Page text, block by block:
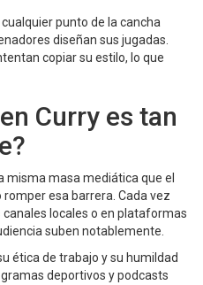
punto de la cancha
diseñan sus jugadas.
copiar su estilo, lo que
Curry es tan
misma masa mediática que el
esa barrera. Cada vez
locales o en plataformas
suben notablemente.
ética de trabajo y su humildad
deportivos y podcasts